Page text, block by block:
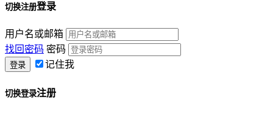
切换注册登录
用户名或邮箱
找回密码 密码
记住我
切换登录注册